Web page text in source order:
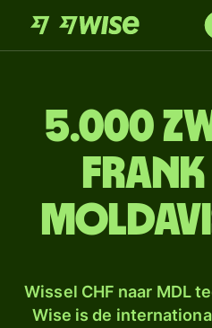
5.000
Wissel CHF naar MDL
Wise is de